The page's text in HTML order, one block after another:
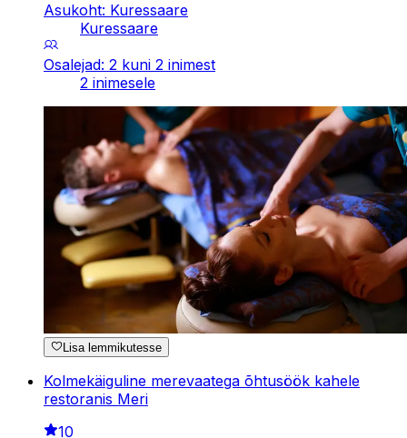
Asukoht: Kuressaare
Kuressaare
Osalejad: 2 kuni 2 inimest
2 inimesele
Lisa lemmikutesse
Kolmekäiguline merevaatega õhtusöök kahele
restoranis Meri
10